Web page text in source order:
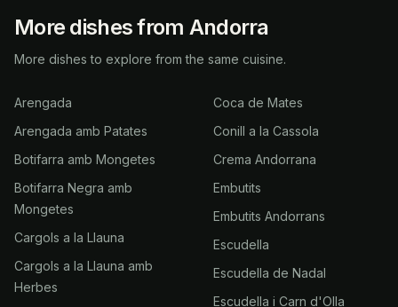
More dishes from Andorra
More dishes to explore from the same cuisine.
Arengada
Arengada amb Patates
Botifarra amb Mongetes
Botifarra Negra amb
Mongetes
Cargols a la Llauna
Cargols a la Llauna amb
Herbes
Coca de Mates
Conill a la Cassola
Crema Andorrana
Embutits
Embutits Andorrans
Escudella
Escudella de Nadal
Escudella i Carn d'Olla